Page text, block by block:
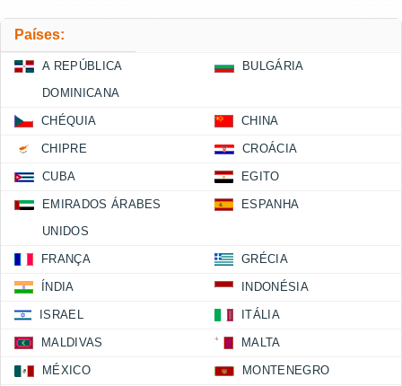
Países:
A REPÚBLICA
DOMINICANA
BULGÁRIA
CHÉQUIA CHINA
CHIPRE CROÁCIA
CUBA EGITO
EMIRADOS ÁRABES
UNIDOS
ESPANHA
FRANÇA GRÉCIA
ÍNDIA INDONÉSIA
ISRAEL ITÁLIA
MALDIVAS MALTA
MÉXICO MONTENEGRO